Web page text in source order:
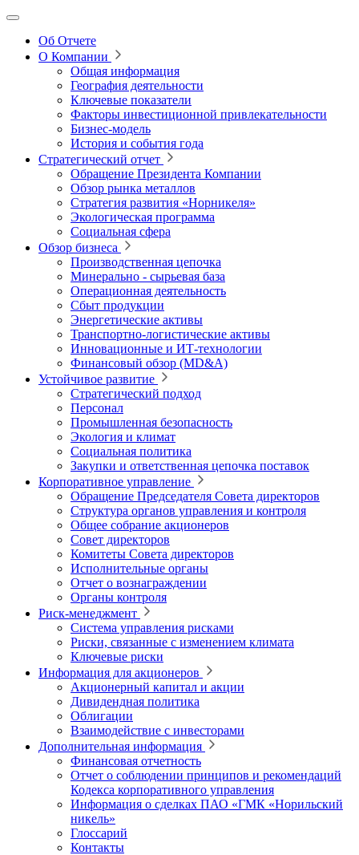
Об Отчете
О Компании
Общая информация
География деятельности
Ключевые показатели
Факторы инвестиционной привлекательности
Бизнес-модель
История и события года
Стратегический отчет
Обращение Президента Компании
Обзор рынка металлов
Стратегия развития «Норникеля»
Экологическая программа
Социальная сфера
Обзор бизнеса
Производственная цепочка
Минерально ‑ сырьевая база
Операционная деятельность
Сбыт продукции
Энергетические активы
Транспортно-логистические активы
Инновационные и ИТ‑технологии
Финансовый обзор (MD&A)
Устойчивое развитие
Стратегический подход
Персонал
Промышленная безопасность
Экология и климат
Социальная политика
Закупки и ответственная цепочка поставок
Корпоративное управление
Обращение Председателя Совета директоров
Структура органов управления и контроля
Общее собрание акционеров
Совет директоров
Комитеты Совета директоров
Исполнительные органы
Отчет о вознаграждении
Органы контроля
Риск-менеджмент
Система управления рисками
Риски, связанные с изменением климата
Ключевые риски
Информация для акционеров
Акционерный капитал и акции
Дивидендная политика
Облигации
Взаимодействие с инвесторами
Дополнительная информация
Финансовая отчетность
Отчет о соблюдении принципов и рекомендаций
Кодекса корпоративного управления
Информация о сделках ПАО «ГМК «Норильский
никель»
Глоссарий
Контакты